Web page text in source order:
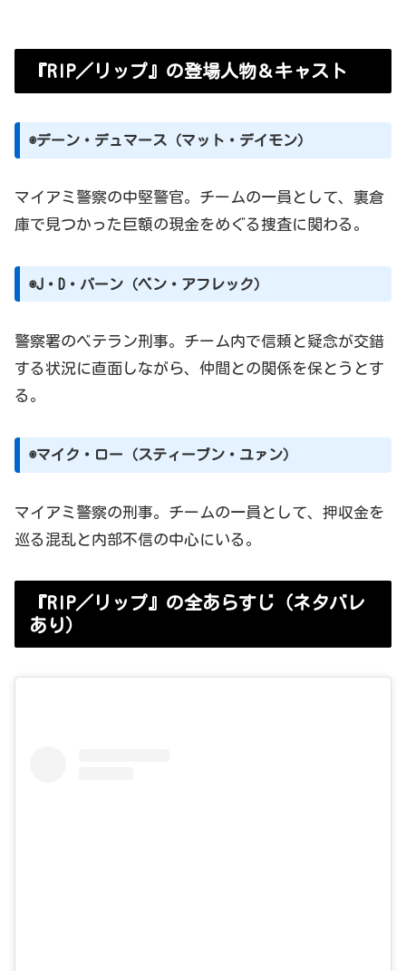
『RIP／リップ』の登場人物＆キャスト
◉デーン・デュマース（マット・デイモン）
マイアミ警察の中堅警官。チームの一員として、裏倉
庫で見つかった巨額の現金をめぐる捜査に関わる。
◉J・D・バーン（ベン・アフレック）
警察署のベテラン刑事。チーム内で信頼と疑念が交錯
する状況に直面しながら、仲間との関係を保とうとす
る。
◉マイク・ロー（スティーブン・ユァン）
マイアミ警察の刑事。チームの一員として、押収金を
巡る混乱と内部不信の中心にいる。
『RIP／リップ』の全あらすじ（ネタバレ
あり）